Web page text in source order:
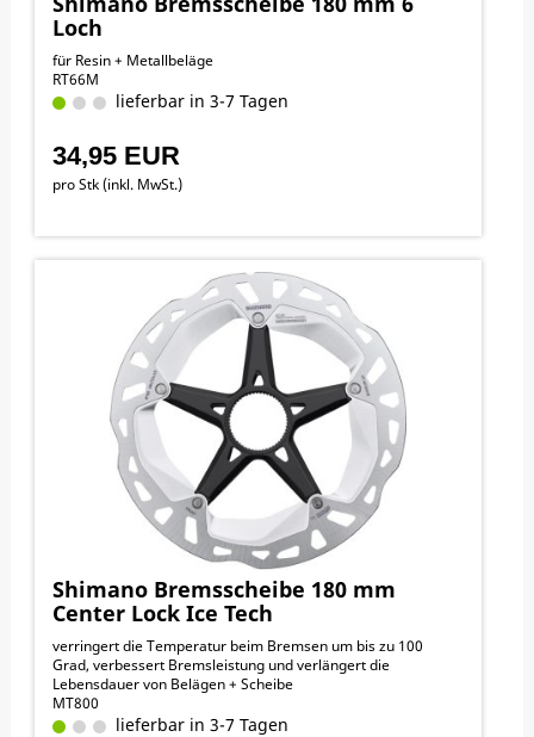
Loch
für Resin + Metallbeläge
RT66M
lieferbar in 3-7 Tagen
34,95 EUR
pro Stk (inkl. MwSt.)
Shimano Bremsscheibe 180 mm
Center Lock Ice Tech
verringert die Temperatur beim Bremsen um bis zu 100
Grad, verbessert Bremsleistung und verlängert die
Lebensdauer von Belägen + Scheibe
MT800
lieferbar in 3-7 Tagen